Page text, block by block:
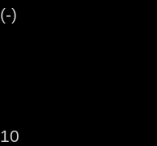
(-)
10